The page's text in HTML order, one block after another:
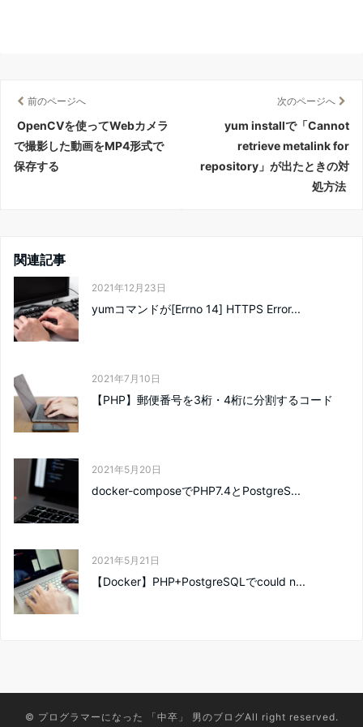
前のページへ
OpenCVを使ってWebカメラ
で撮影した動画をMP4形式で
保存する
次のページへ
yum installで「Cannot
retrieve metalink for
repository」が出たときの対
処方法
関連記事
2021年12月23日
yumコマンドが[Errno 14] HTTPS Error...
2021年7月10日
【PHP】郵便番号を3桁・4桁に分割するコード
2021年5月20日
docker-composeでPHP7.4とPostgreS...
2021年5月21日
【Docker】PHP+PostgreSQLでcould n...
© プログラマーになった 「中卒」 男のブログAll right reserved.